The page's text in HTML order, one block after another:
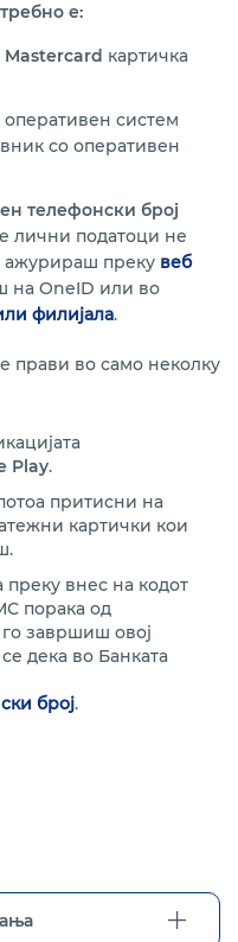
е:
Mastercard картичка
систем
со оперативен
телефонски број
лични податоци не
ажурираш преку веб
на OneID или во
филијала.
прави во само неколку
Play.
притисни на
картички кои
преку внес на кодот
порака од
завршиш овој
дека во Банката
број.